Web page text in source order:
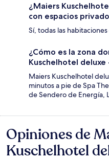
¿Maiers
con espacios
Sí, todas las
¿Cómo es la zona
Kuschelhotel deluxe
Maiers Kuschelhotel
minutos a pie de Spa
de Sendero de Energía,
Opiniones
Opiniones de
Kuschelhotel